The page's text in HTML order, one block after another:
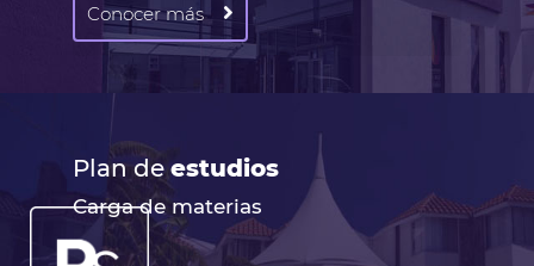
Conocer más
Plan deestudios
Carga de materias